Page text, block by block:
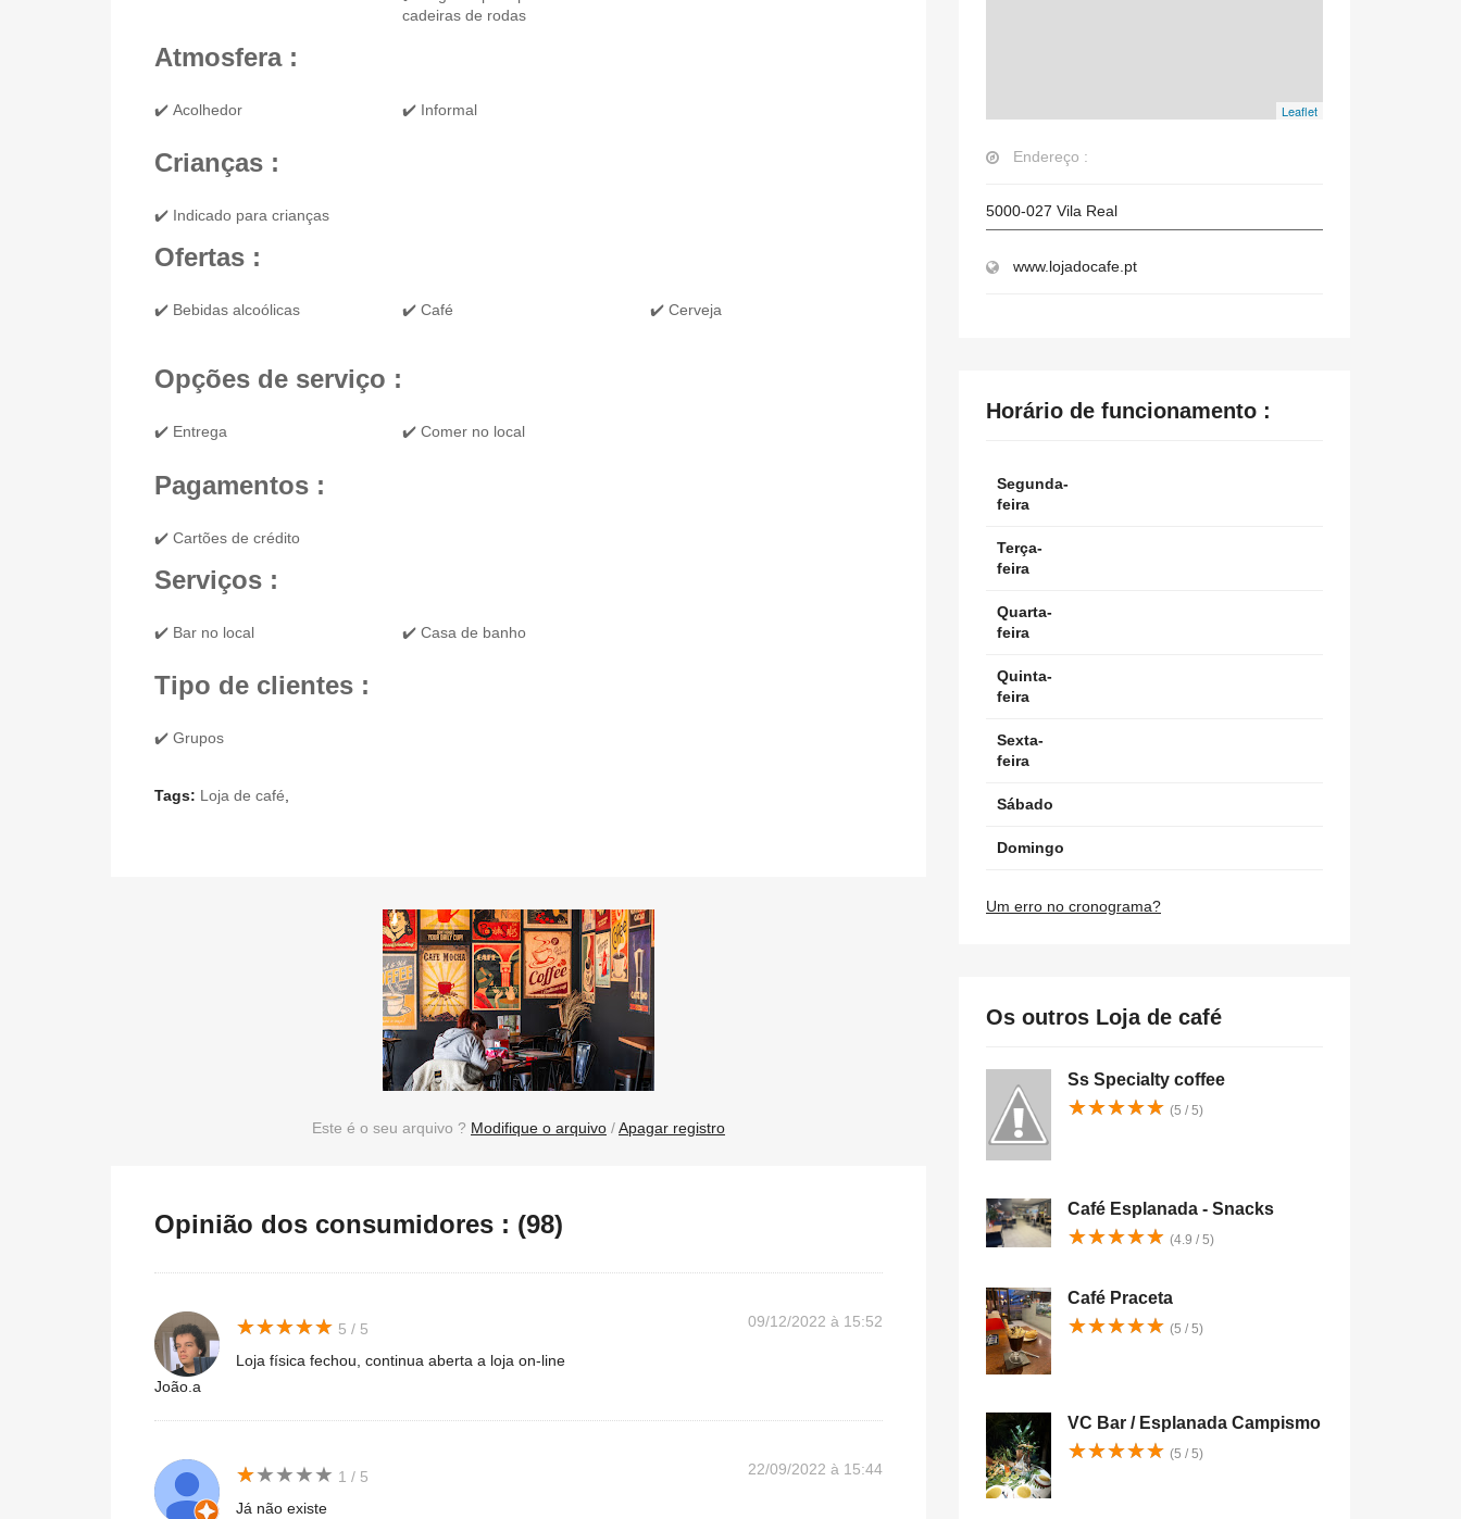
cadeiras de rodas
Atmosfera :
✔️ Acolhedor ✔️ Informal
Crianças :
✔️ Indicado para crianças
Ofertas :
✔️ Bebidas alcoólicas ✔️ Café ✔️ Cerveja
Opções de serviço :
✔️ Entrega ✔️ Comer no local
Pagamentos :
✔️ Cartões de crédito
Serviços :
✔️ Bar no local ✔️ Casa de banho
Tipo de clientes :
✔️ Grupos
Tags: Loja de café
Este é o seu arquivo ? Modifique o arquivo /Apagar registro
Opinião dos consumidores : (98)
João.a
★★★★★
★★★★★ 5 / 5 09/12/2022 à 15:52
Loja física fechou, continua aberta a loja on-line
★★★★★
★★★★★ 1 / 5 22/09/2022 à 15:44
Já não existe
Leaflet
Endereço :
5000-027 Vila Real
www.lojadocafe.pt
Horário de funcionamento :
Segunda-
feira
Terça-
feira
Quarta-
feira
Quinta-
feira
Sexta-
feira
Sábado
Domingo
Um erro no cronograma?
Os outros Loja de café
Ss Specialty coffee
★★★★★
★★★★★ (5 / 5)
Café Esplanada - Snacks
★★★★★
★★★★★ (4.9 / 5)
Café Praceta
★★★★★
★★★★★ (5 / 5)
VC Bar / Esplanada Campismo
★★★★★
★★★★★ (5 / 5)